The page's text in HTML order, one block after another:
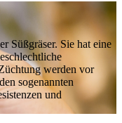
Süßgräser. Sie hat eine
werden vor
sogenannten
und